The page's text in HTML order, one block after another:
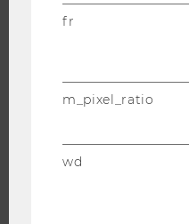
FORSCHUNGSPORTAL
IMPACT DER FORSCHUNG
fr
m_pixel_ratio
wd